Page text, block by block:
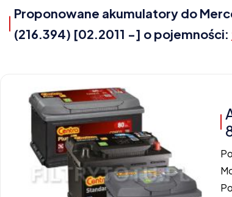
Proponowane akumulatory do
(216.394) [02.2011 -] o pojemności: